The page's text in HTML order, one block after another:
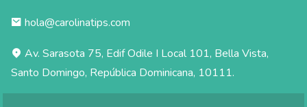
hola@carolinatips.com
Av. Sarasota 75, Edif Odile I Local 101, Bella Vista,
Santo Domingo, República Dominicana, 10111.